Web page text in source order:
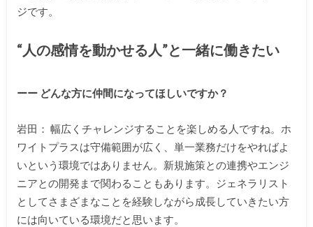
ジです。
“人の感情を動かせる人”と一緒に働きたい
ーー どんな方に仲間になってほしいですか？
岩田： 幅広くチャレンジすることを楽しめる人ですね。ホ
ワイトプラスは守備範囲が広く、単一業務だけをやればよ
いという環境ではありません。新規施策との連携やエンジ
ニアとの開発まで関わることもあります。ジェネラリスト
としてさまざまなことを経験しながら成長していきたい方
には向いている環境だと思います。